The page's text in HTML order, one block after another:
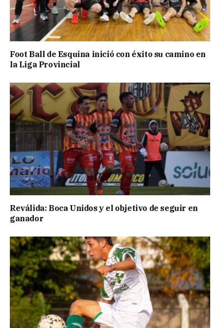
Foot Ball de Esquina inició con éxito su camino en
la Liga Provincial
Reválida: Boca Unidos y el objetivo de seguir en
ganador